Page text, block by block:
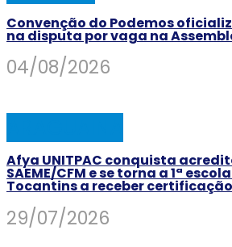
Convenção do Podemos
na disputa por vaga na
04/08/2026
Afya UNITPAC conquista
SAEME/CFM e se torna a 1ª
Tocantins a receber
29/07/2026